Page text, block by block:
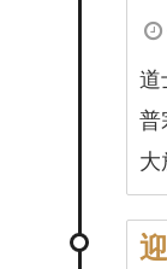
道
普
大